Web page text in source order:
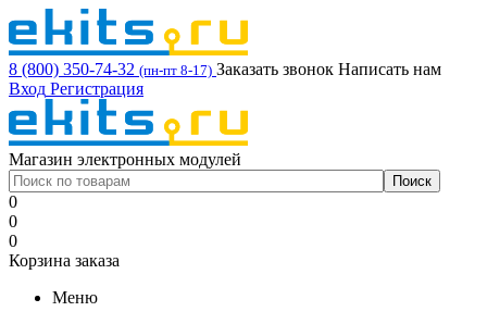
8 (800) 350-74-32 (пн-пт 8-17) Заказать звонок Написать нам
Вход Регистрация
Магазин электронных модулей
0
0
0
Корзина заказа
Меню